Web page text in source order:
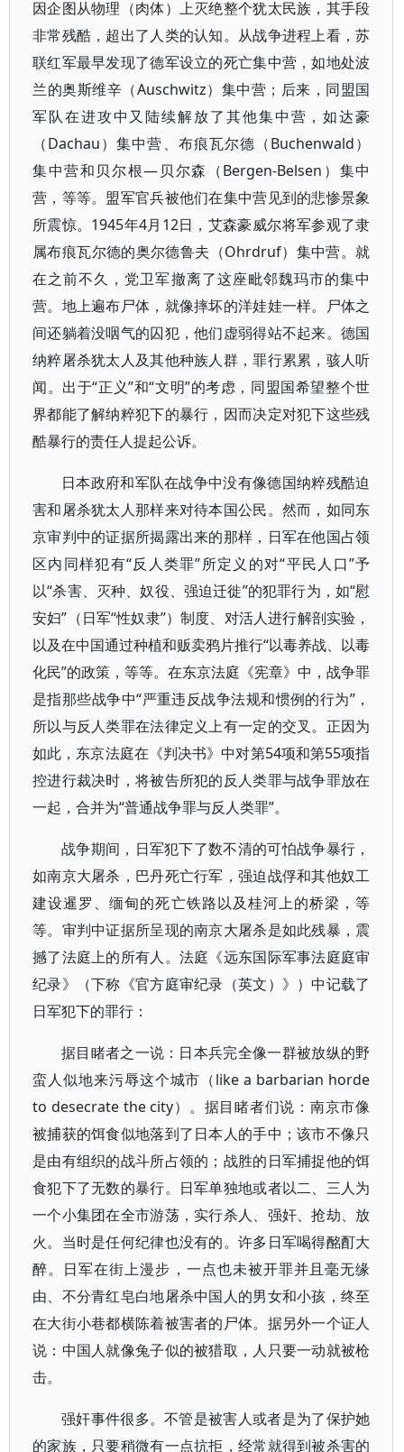
因企图从物理（肉体）上灭绝整个犹太民族，其手段
非常残酷，超出了人类的认知。从战争进程上看，苏
联红军最早发现了德军设立的死亡集中营，如地处波
兰的奥斯维辛（Auschwitz）集中营；后来，同盟国
军队在进攻中又陆续解放了其他集中营，如达豪
（Dachau）集中营、布痕瓦尔德（Buchenwald）
集中营和贝尔根—贝尔森（Bergen-Belsen）集中
营，等等。盟军官兵被他们在集中营见到的悲惨景象
所震惊。1945年4月12日，艾森豪威尔将军参观了隶
属布痕瓦尔德的奥尔德鲁夫（Ohrdruf）集中营。就
在之前不久，党卫军撤离了这座毗邻魏玛市的集中
营。地上遍布尸体，就像摔坏的洋娃娃一样。尸体之
间还躺着没咽气的囚犯，他们虚弱得站不起来。德国
纳粹屠杀犹太人及其他种族人群，罪行累累，骇人听
闻。出于“正义”和“文明”的考虑，同盟国希望整个世
界都能了解纳粹犯下的暴行，因而决定对犯下这些残
酷暴行的责任人提起公诉。
日本政府和军队在战争中没有像德国纳粹残酷迫
害和屠杀犹太人那样来对待本国公民。然而，如同东
京审判中的证据所揭露出来的那样，日军在他国占领
区内同样犯有“反人类罪”所定义的对“平民人口”予
以“杀害、灭种、奴役、强迫迁徙”的犯罪行为，如“慰
安妇”（日军“性奴隶”）制度、对活人进行解剖实验，
以及在中国通过种植和贩卖鸦片推行“以毒养战、以毒
化民”的政策，等等。在东京法庭《宪章》中，战争罪
是指那些战争中“严重违反战争法规和惯例的行为”，
所以与反人类罪在法律定义上有一定的交叉。正因为
如此，东京法庭在《判决书》中对第54项和第55项指
控进行裁决时，将被告所犯的反人类罪与战争罪放在
一起，合并为“普通战争罪与反人类罪”。
战争期间，日军犯下了数不清的可怕战争暴行，
如南京大屠杀，巴丹死亡行军，强迫战俘和其他奴工
建设暹罗、缅甸的死亡铁路以及桂河上的桥梁，等
等。审判中证据所呈现的南京大屠杀是如此残暴，震
撼了法庭上的所有人。法庭《远东国际军事法庭庭审
纪录》（下称《官方庭审纪录（英文）》）中记载了
日军犯下的罪行：
据目睹者之一说：日本兵完全像一群被放纵的野
蛮人似地来污辱这个城市（like a barbarian horde
to desecrate the city）。据目睹者们说：南京市像
被捕获的饵食似地落到了日本人的手中；该市不像只
是由有组织的战斗所占领的；战胜的日军捕捉他的饵
食犯下了无数的暴行。日军单独地或者以二、三人为
一个小集团在全市游荡，实行杀人、强奸、抢劫、放
火。当时是任何纪律也没有的。许多日军喝得酩酊大
醉。日军在街上漫步，一点也未被开罪并且毫无缘
由、不分青红皂白地屠杀中国人的男女和小孩，终至
在大街小巷都横陈着被害者的尸体。据另外一个证人
说：中国人就像兔子似的被猎取，人只要一动就被枪
击。
强奸事件很多。不管是被害人或者是为了保护她
的家族，只要稍微有一点抗拒，经常就得到被杀害的